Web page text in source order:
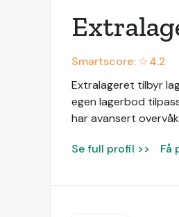
Smartscore: ☆4.2
Extralageret tilbyr
egen lagerbod
har avansert
Se full profil >> Få